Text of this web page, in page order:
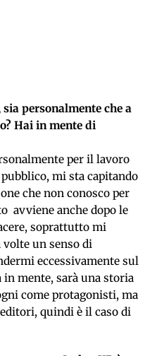
personalmente che a
Hai in mente di
per il lavoro
mi sta capitando
che non conosco per
avviene anche dopo le
soprattutto mi
un senso di
eccessivamente sul
mente, sarà una storia
come protagonisti, ma
quindi è il caso di